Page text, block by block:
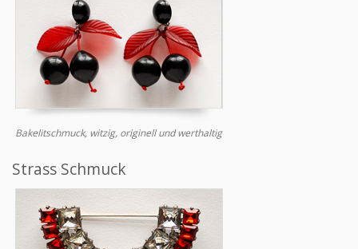
Bakelitschmuck, witzig, originell und werthaltig
Strass Schmuck